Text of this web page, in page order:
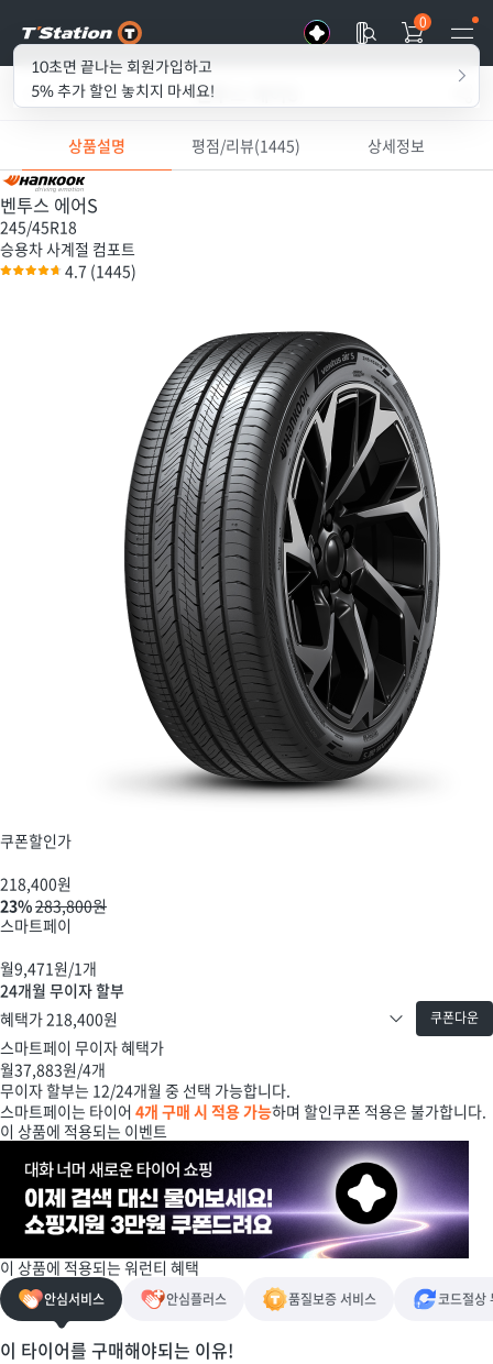
10초면 끝나는 회원가입하고
5% 추가 할인 놓치지 마세요!
혜택 모아볼까요?
0
벤투스 에어S
상품설명 평점/리뷰(1445) 상세정보
벤투스 에어S
245/45R18
승용차사계절 컴포트
4.7 (1445)
쿠폰할인가
218,400원
23%283,800원
스마트페이
월9,471원/1개
24개월 무이자 할부
혜택가218,400원 쿠폰다운
스마트페이 무이자 혜택가
월37,883원/4개
무이자 할부는 12/24개월 중 선택 가능합니다.
스마트페이는 타이어 4개 구매 시 적용 가능하며 할인쿠폰 적용은 불가합니다.
이 상품에 적용되는 이벤트
이 상품에 적용되는 워런티 혜택
안심서비스 안심플러스 품질보증 서비스 코드절상
이 타이어를 구매해야되는 이유!